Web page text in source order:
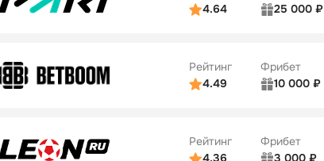
4.64
25 000 ₽
и акции
5/5
Рейтинг
4.49
Фрибет
10 000 ₽
и акции
5/5
Рейтинг
4.36
Фрибет
3 000 ₽